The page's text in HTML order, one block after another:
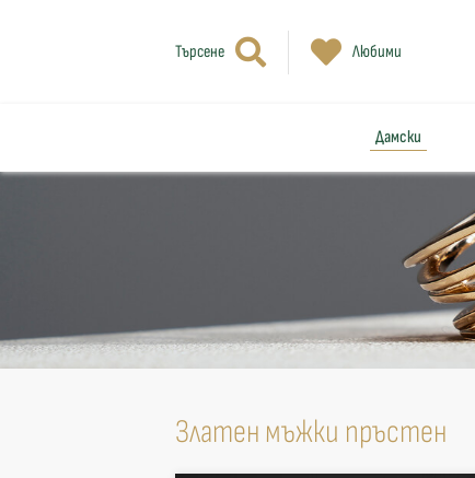
Търсене Любими
Дамски
Златен мъжки пръстен